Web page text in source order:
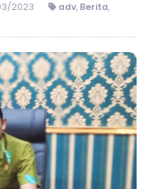
2023 adv, Berita,